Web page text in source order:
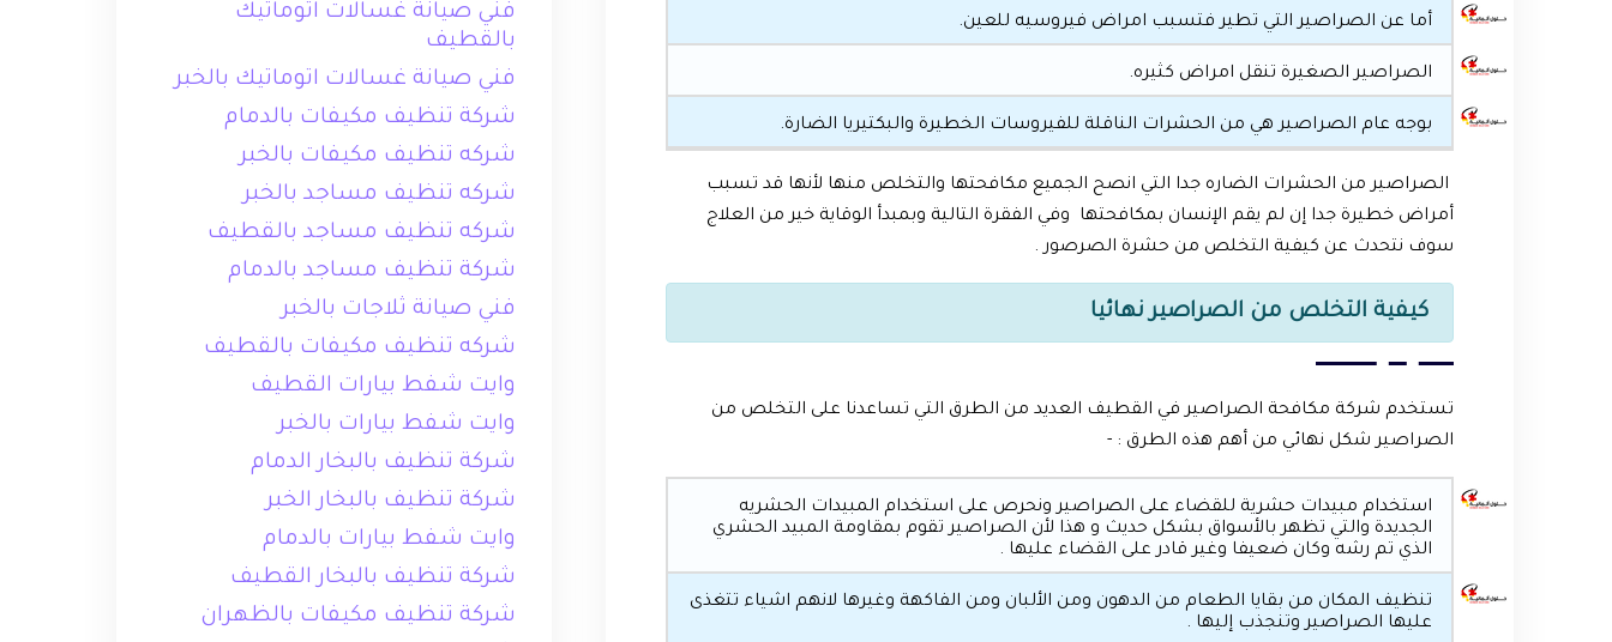
أما عن الصراصير التي تطير فتسبب امراض فيروسيه للعين.
الصراصير الصغيرة تنقل امراض كثيره.
بوجه عام الصراصير هي من الحشرات الناقلة للفيروسات الخطيرة والبكتيريا الضارة.
الصراصير من الحشرات الضاره جدا التي انصح الجميع مكافحتها والتخلص منها لأنها قد تسبب
أمراض خطيرة جدا إن لم يقم الإنسان بمكافحتها وفي الفقرة التالية وبمبدأ الوقاية خير من العلاج
سوف نتحدث عن كيفية التخلص من حشرة الصرصور .
كيفية التخلص من الصراصير نهائيا
تستخدم شركة مكافحة الصراصير في القطيف العديد من الطرق التي تساعدنا على التخلص من
الصراصير شكل نهائي من أهم هذه الطرق : -
استخدام مبيدات حشرية للقضاء على الصراصير ونحرص على استخدام المبيدات الحشريه
الجديدة والتي تظهر بالأسواق بشكل حديث و هذا لأن الصراصير تقوم بمقاومة المبيد الحشري
الذي تم رشه وكان ضعيفا وغير قادر على القضاء عليها .
تنظيف المكان من بقايا الطعام من الدهون ومن الألبان ومن الفاكهة وغيرها لانهم اشياء تتغذى
عليها الصراصير وتنجذب إليها .
فني صيانة غسالات اتوماتيك
بالقطيف
فني صيانة غسالات اتوماتيك بالخبر
شركة تنظيف مكيفات بالدمام
شركه تنظيف مكيفات بالخبر
شركه تنظيف مساجد بالخبر
شركه تنظيف مساجد بالقطيف
شركة تنظيف مساجد بالدمام
فني صيانة ثلاجات بالخبر
شركه تنظيف مكيفات بالقطيف
وايت شفط بيارات القطيف
وايت شفط بيارات بالخبر
شركة تنظيف بالبخار الدمام
شركة تنظيف بالبخار الخبر
وايت شفط بيارات بالدمام
شركة تنظيف بالبخار القطيف
شركة تنظيف مكيفات بالظهران